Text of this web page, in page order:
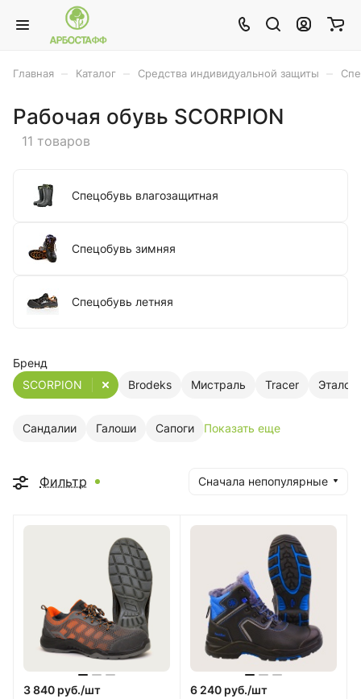
Главная Каталог Средства индивидуальной защиты
Рабочая обувь SCORPION
11 товаров
Спецобувь влагозащитная
Спецобувь зимняя
Спецобувь летняя
Бренд
Brodeks
Мистраль Tracer
SCORPION Эталон
Сандалии Галоши Сапоги Показать еще
Фильтр Сначала непопулярные
3 840 руб./шт
6 240 руб./шт